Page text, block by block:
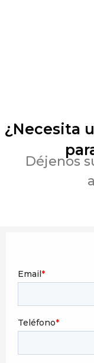
¿Necesita
Déjenos